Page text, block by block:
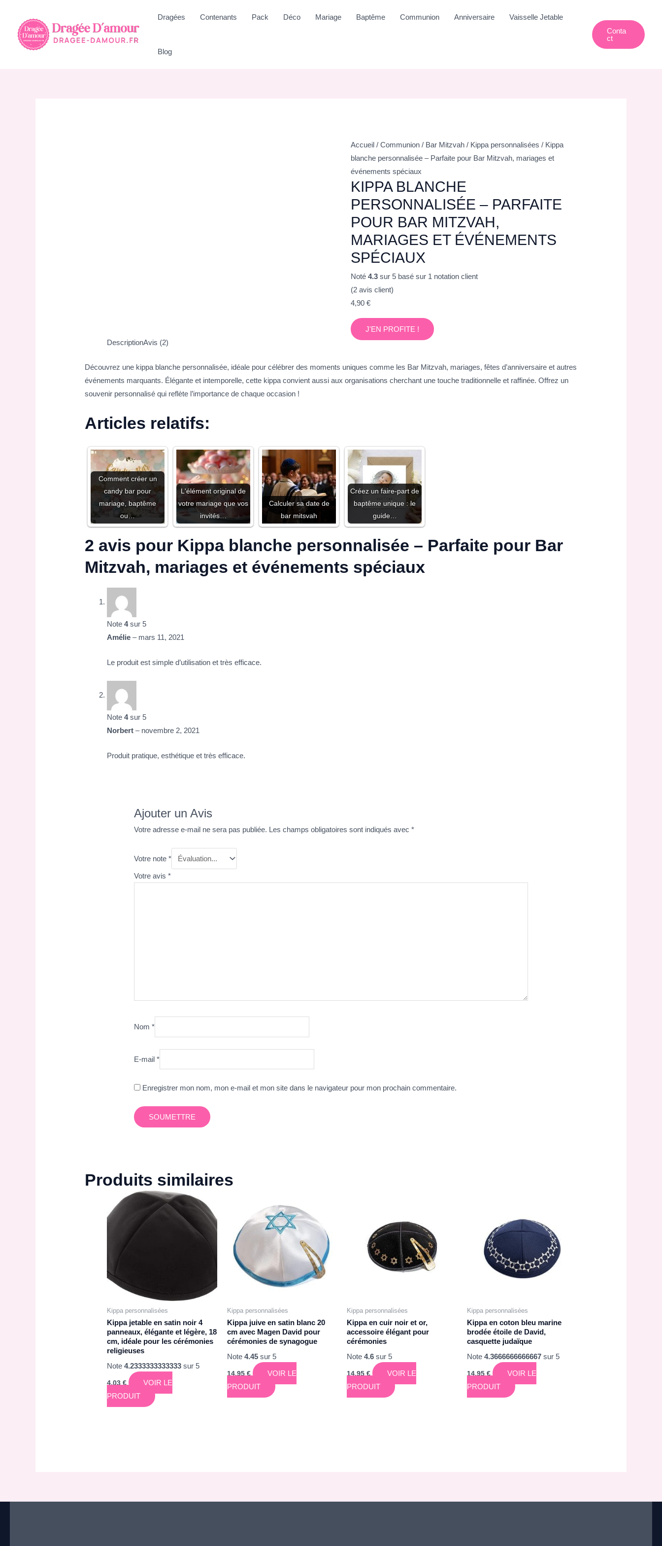
contenu
Dragées Contenants Pack Déco Mariage Baptême Communion Anniversaire Vaisselle Jetable
Blog
Conta
Ct
Accueil / Communion / Bar Mitzvah / Kippa personnalisées / Kippa
blanche personnalisée – Parfaite pour Bar Mitzvah, mariages et
événements spéciaux
KIPPA BLANCHE
PERSONNALISÉE – PARFAITE
POUR BAR MITZVAH,
MARIAGES ET ÉVÉNEMENTS
SPÉCIAUX
Noté 4.3 sur 5 basé sur 1 notation client
(2 avis client)
4,90 €
J'EN PROFITE !
DescriptionAvis (2)
Découvrez une kippa blanche personnalisée, idéale pour célébrer des moments uniques comme les Bar Mitzvah, mariages, fêtes d’anniversaire et autres
événements marquants. Élégante et intemporelle, cette kippa convient aussi aux organisations cherchant une touche traditionnelle et raffinée. Offrez un
souvenir personnalisé qui reflète l’importance de chaque occasion !
Articles relatifs:
Comment créer un
candy bar pour
mariage, baptême
ou…
L'élément original de
votre mariage que vos
invités…
Calculer sa date de
bar mitsvah​
Créez un faire-part de
baptême unique : le
guide…
2 avis pour Kippa blanche personnalisée – Parfaite pour Bar
Mitzvah, mariages et événements spéciaux
Note4sur 5
Amélie– mars 11, 2021
Le produit est simple d’utilisation et très efficace.
Note4sur 5
Norbert– novembre 2, 2021
Produit pratique, esthétique et très efficace.
Ajouter un Avis
Votre adresse e-mail ne sera pas publiée. Les champs obligatoires sont indiqués avec*
Votre note*
Votre avis*
Nom*
E-mail*
Enregistrer mon nom, mon e-mail et mon site dans le navigateur pour mon prochain commentaire.
Produits similaires
Kippa personnalisées
Kippa jetable en satin noir 4
panneaux, élégante et légère, 18
cm, idéale pour les cérémonies
religieuses
Note4.2333333333333 sur 5
4,03€
VOIR LE
PRODUIT
Kippa personnalisées
Kippa juive en satin blanc 20
cm avec Magen David pour
cérémonies de synagogue
Note 4.45sur 5
14,95€
VOIR LE
PRODUIT
Kippa personnalisées
Kippa en cuir noir et or,
accessoire élégant pour
cérémonies
Note4.6 sur 5
14,95€
VOIR LE
PRODUIT
Kippa personnalisées
Kippa en coton bleu marine
brodée étoile de David,
casquette judaïque
Note4.3666666666667 sur 5
14,95€
VOIR LE
PRODUIT